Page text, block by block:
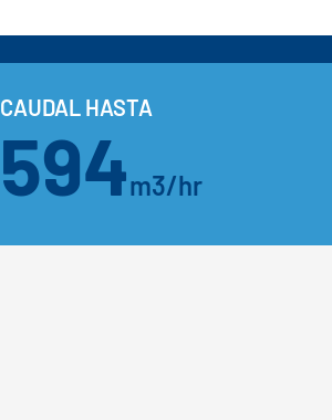
CAUDAL HASTA
594m3/hr